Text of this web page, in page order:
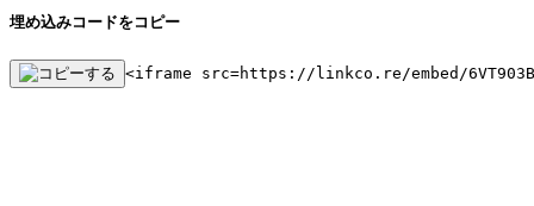
埋め込みコードをコピー
<iframe src=https://linkco.re/embed/